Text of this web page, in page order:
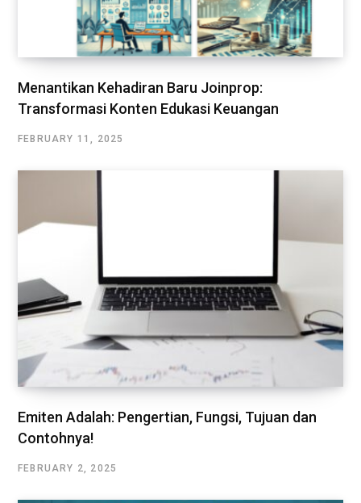
Menantikan Kehadiran Baru Joinprop:
Transformasi Konten Edukasi Keuangan
FEBRUARY 11, 2025
Emiten Adalah: Pengertian, Fungsi, Tujuan dan
Contohnya!
FEBRUARY 2, 2025